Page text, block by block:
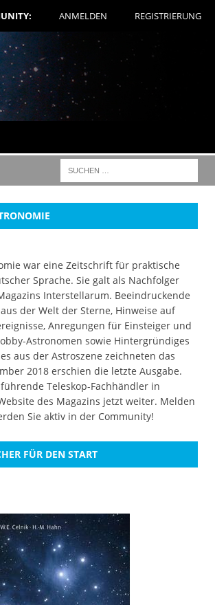
ANMELDEN REGISTRIERUNG
war eine Zeitschrift für praktische
Sprache. Sie galt als Nachfolger
Interstellarum. Beeindruckende
der Welt der Sterne, Hinweise auf
Anregungen für Einsteiger und
Astronomen sowie Hintergründiges
aus der Astroszene zeichneten das
2018 erschien die letzte Ausgabe.
Teleskop-Fachhändler in
des Magazins jetzt weiter. Melden
Sie aktiv in der Community!
FÜR DEN START